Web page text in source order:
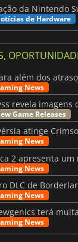
de Hardware
News
Game Releases
News
News
News
terá
News